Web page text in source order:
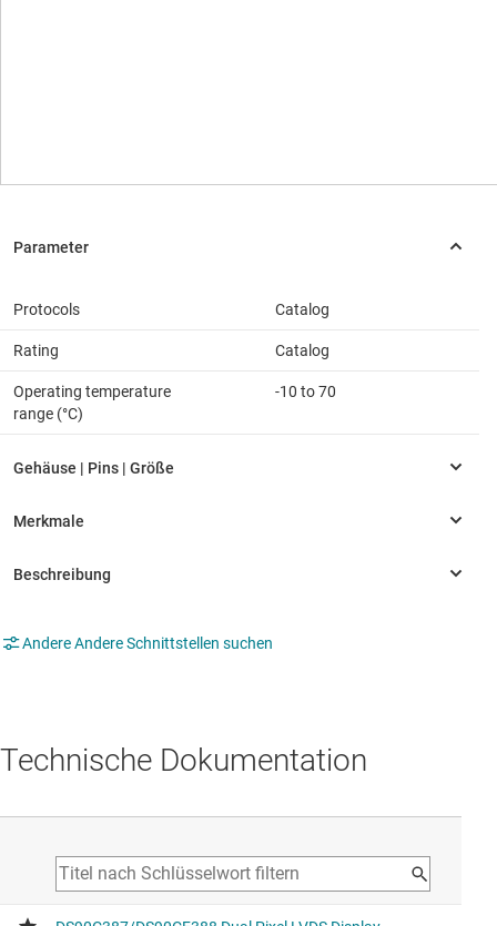
Protocols Catalog
Rating Catalog
Operating temperature
range (°C)
-10 to 70
Andere Andere Schnittstellen suchen
Technische Dokumentation